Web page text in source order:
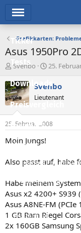
Ticker
Tests
Downloads
Preisvergleich
Forum
Aktuelles
Empfohlene
Neue Beiträge
Neueste Aktivitäten
Leserartikel
Grafikkarten:
Asus 1950Pro
E
s
t
e
e
r
Svenbo
E
s
e
l
t
25.
Svenbo
Lieutenant
25. Februar 2008
Moin Jungs!
Also passt auf, habe
Habe meinem
Asus x2 4200+ S939
Asus A8NE-FM (PCIe
1 GB Ram Riegel
2x 160GB Samsung